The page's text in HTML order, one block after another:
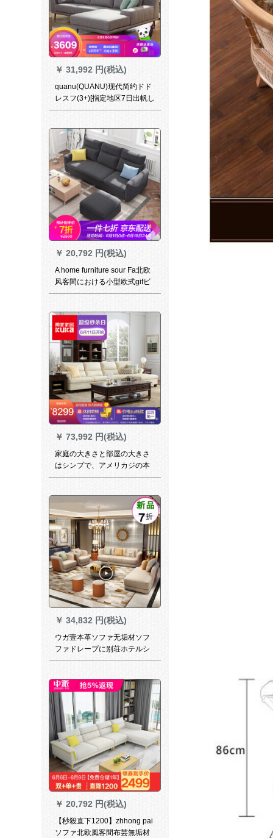
￥ 31,992 円(税込)
quanu(QUANU)现代简约ドド
レスフ(3+)[指定地区7日出帆し
ます。お问い合わせください
￥ 20,792 円(税込)
A home furniture sour Fa北欧
风客間における小型欧式gifビ
レットトラックファンタ・カ
足踏みADS-033
￥ 73,992 円(税込)
家庭の大きさと部屋の大きさ
はシンプで、アメリカジの本
革のソファァァӢド層の牛皮
日出荷】【3+左に横になる】
ホワイトの組みです。
￥ 34,832 円(税込)
ウガ壹本革ソファ无垢材ソフ
ファドレープに别荘ホテルシ
ンプロ北米风軽豪华ソファン
约现代皮艺コルヒ3色
￥ 20,792 円(税込)
【秒殺直下1200】zhhong pai
ソファ北欧風客間布芸無垢材